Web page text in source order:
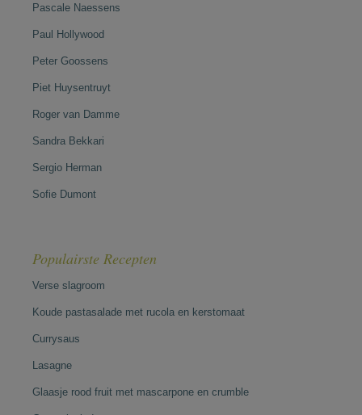
Pascale Naessens
Paul Hollywood
Peter Goossens
Piet Huysentruyt
Roger van Damme
Sandra Bekkari
Sergio Herman
Sofie Dumont
Populairste Recepten
Verse slagroom
Koude pastasalade met rucola en kerstomaat
Currysaus
Lasagne
Glaasje rood fruit met mascarpone en crumble